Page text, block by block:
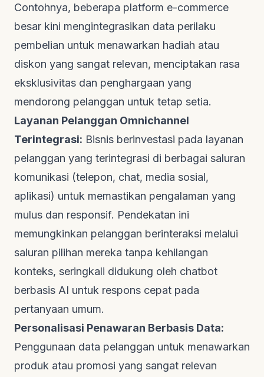
Contohnya, beberapa platform e-commerce
besar kini mengintegrasikan data perilaku
pembelian untuk menawarkan hadiah atau
diskon yang sangat relevan, menciptakan rasa
eksklusivitas dan penghargaan yang
mendorong pelanggan untuk tetap setia.
Layanan Pelanggan Omnichannel
Terintegrasi: Bisnis berinvestasi pada layanan
pelanggan yang terintegrasi di berbagai saluran
komunikasi (telepon, chat, media sosial,
aplikasi) untuk memastikan pengalaman yang
mulus dan responsif. Pendekatan ini
memungkinkan pelanggan berinteraksi melalui
saluran pilihan mereka tanpa kehilangan
konteks, seringkali didukung oleh chatbot
berbasis AI untuk respons cepat pada
pertanyaan umum.
Personalisasi Penawaran Berbasis Data:
Penggunaan data pelanggan untuk menawarkan
produk atau promosi yang sangat relevan